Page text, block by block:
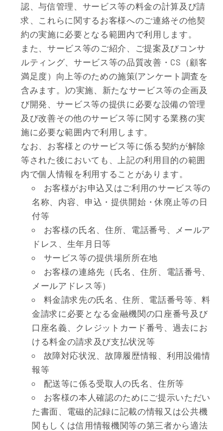
認、与信管理、サービス等の料金の計算及び請
求、これらに関するお客様へのご連絡その他契
約の実施に必要となる範囲内で利用します。
また、サービス等のご紹介、ご提案及びコンサ
ルティング、サービス等の品質改善・CS（顧客
満足度）向上等のための施策(アンケート調査を
含みます。)の実施、新たなサービス等の企画及
び開発、サービス等の提供に必要な設備の管理
及び改善その他のサービス等に関する業務の実
施に必要な範囲内で利用します。
なお、お客様とのサービス等に係る契約が解除
等された後においても、上記の利用目的の範囲
内で個人情報を利用することがあります。
お客様がお申込又はご利用のサービス等の
名称、内容、申込・提供開始・休廃止等の日
付等
お客様の氏名、住所、電話番号、メールア
ドレス、生年月日等
サービス等の提供場所所在地
お客様の連絡先（氏名、住所、電話番号、
メールアドレス等）
料金請求先の氏名、住所、電話番号等、料
金請求に必要となる金融機関の口座番号及び
口座名義、クレジットカード番号、過去にお
ける料金の請求及び支払状況等
故障対応状況、故障履歴情報、利用設備情
報等
配送等に係る受取人の氏名、住所等
お客様の本人確認のためにご提示いただい
た書面、電磁的記録に記載の情報又は公共機
関もしくは信用情報機関等の第三者から適法